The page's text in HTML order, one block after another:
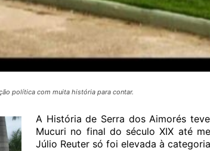
política com muita história para contar.
A História de Serra dos Aimorés
Mucuri no final do século XIX até
Júlio Reuter só foi elevada à